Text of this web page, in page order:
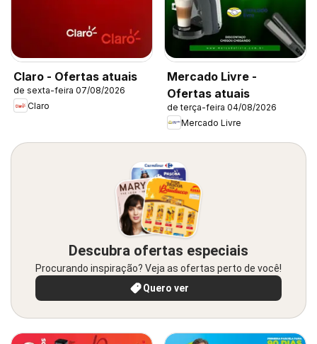
Claro - Ofertas atuais
de sexta-feira 07/08/2026
Claro
Mercado Livre -
Ofertas atuais
de terça-feira 04/08/2026
Mercado Livre
Descubra ofertas especiais
Procurando inspiração? Veja as ofertas perto de você!
Quero ver